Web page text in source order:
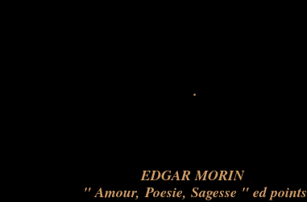
.
EDGAR MORIN
" Amour, Poesie, Sagesse " ed points